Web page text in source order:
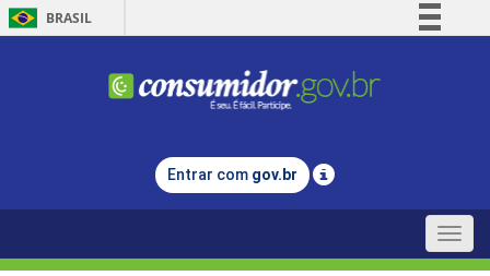
BRASIL
Comunica BR
Legislação
Entrar com gov.br
Toggle